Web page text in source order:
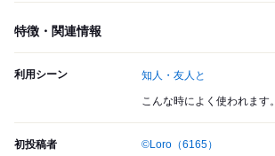
特徴・関連情報
利用シーン 知人・友人と
こんな時によく使われます。
初投稿者 ©Loro （6165）